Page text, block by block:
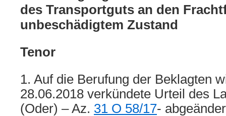
des Transportguts an den
unbeschädigtem Zustand
Tenor
1. Auf die Berufung der Beklagten
28.06.2018 verkündete Urteil des
(Oder) – Az. 31 O 58/17-